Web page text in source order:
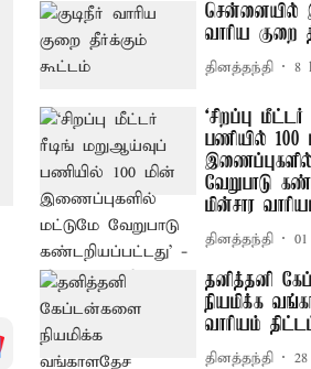
சென்னையில்
வாரிய குறை
தினத்தந்தி 8
‘சிறப்பு
பணியில் 100
வேறுபாடு
மின்சார
தினத்தந்தி
தனித்தனி
நியமிக்க
வாரியம்
தினத்தந்தி